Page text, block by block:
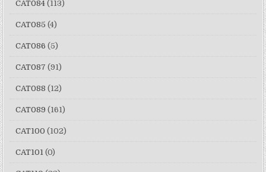
CAT084 (113)
CAT085 (4)
CAT086 (5)
CAT087 (91)
CAT088 (12)
CAT089 (161)
CAT100 (102)
CAT101 (0)